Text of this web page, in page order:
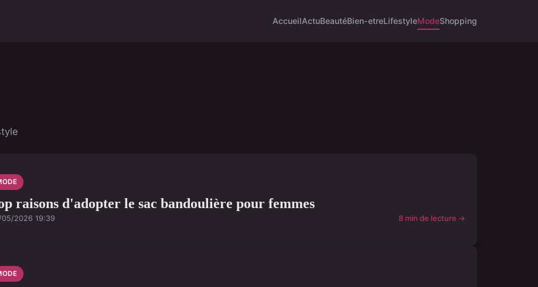
AccueilActuBeautéBien-etreLifestyleModeShopping
raisons d'adopter le sac bandoulière pour femmes
05/2026 19:39 8 min de lecture →